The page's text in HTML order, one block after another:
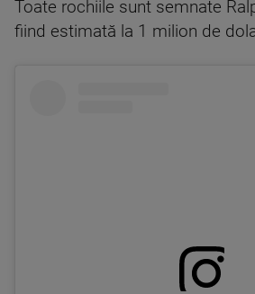
Toate rochiile sunt semnate
fiind estimată la 1 milion de